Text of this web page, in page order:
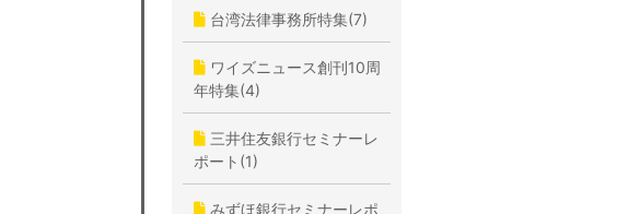
台湾法律事務所特集(7)
ワイズニュース創刊10周
年特集(4)
三井住友銀行セミナーレ
ポート(1)
みずほ銀行セミナーレポ